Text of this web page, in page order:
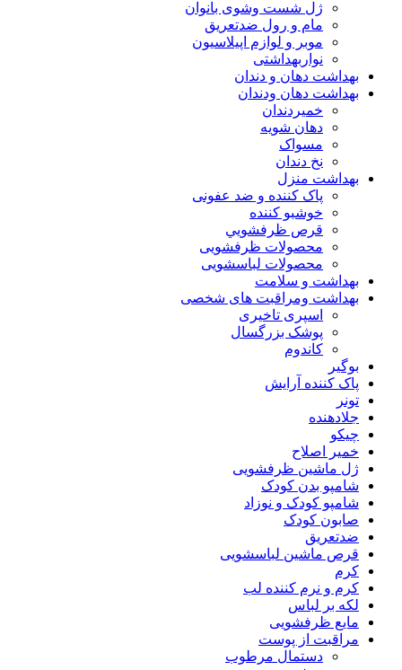
ژل شست وشوی بانوان
مام و رول ضدتعریق
موبر و لوازم اپیلاسیون
نواربهداشتی
بهداشت دهان و دندان
بهداشت دهان ودندان
خمیردندان
دهان شویه
مسواک
نخ دندان
بهداشت منزل
پاک کننده و ضد عفونی
خوشبو کننده
قرص ظرفشويي
محصولات ظرفشویی
محصولات لباسشویی
بهداشت و سلامت
بهداشت ومراقبت های شخصی
اسپری تاخیری
پوشک بزرگسال
کاندوم
بوگیر
پاک کننده آرایش
تونر
جلادهنده
چیکو
خمیر اصلاح
ژل ماشین ظرفشویی
شامپو بدن کودک
شامپو کودک و نوزاد
صابون کودک
ضدتعریق
قرص ماشین لباسشویی
کرم
کرم و نرم کننده لب
لکه بر لباس
مایع ظرفشویی
مراقبت از پوست
دستمال مرطوب